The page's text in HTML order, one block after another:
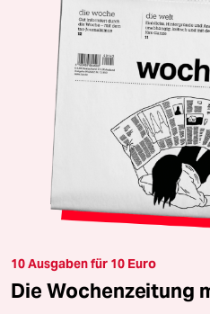
10 Ausgaben für 10 Euro
Die Wochenzeitung